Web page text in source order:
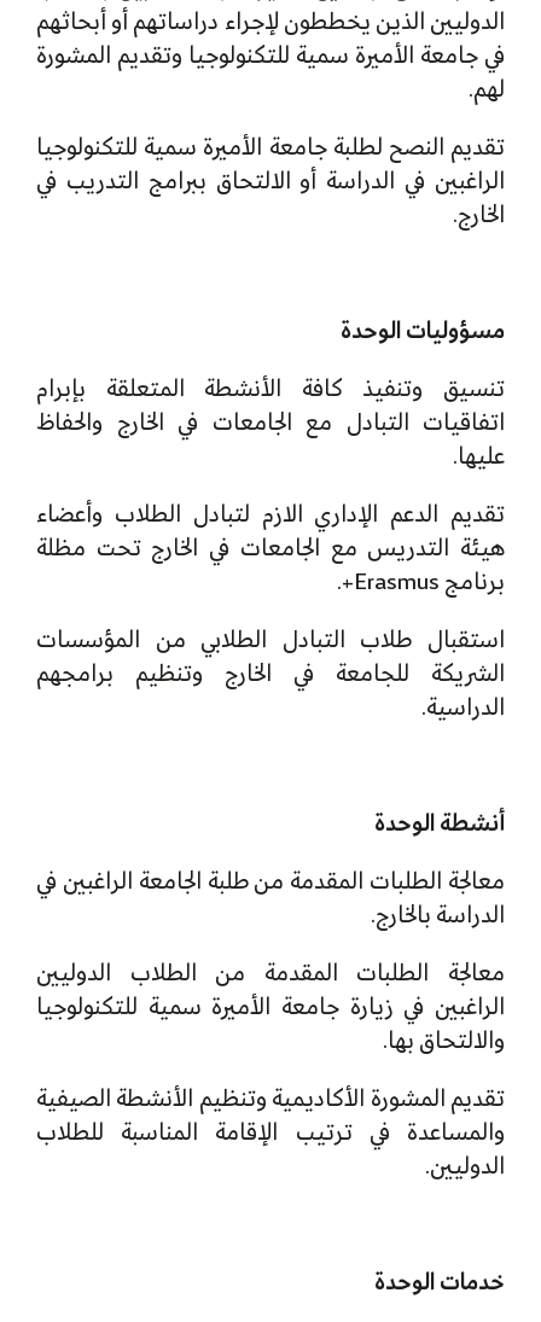
الدوليين الذين يخططون لإجراء دراساتهم أو أبحاثهم
في جامعة الأميرة سمية للتكنولوجيا وتقديم المشورة
لهم.
تقديم النصح لطلبة جامعة الأميرة سمية للتكنولوجيا
الراغبين في الدراسة أو الالتحاق ببرامج التدريب في
الخارج.
مسؤوليات الوحدة
تنسيق وتنفيذ كافة الأنشطة المتعلقة بإبرام
اتفاقيات التبادل مع الجامعات في الخارج والحفاظ
عليها.
تقديم الدعم الإداري الازم لتبادل الطلاب وأعضاء
هيئة التدريس مع الجامعات في الخارج تحت مظلة
برنامج Erasmus+.
استقبال طلاب التبادل الطلابي من المؤسسات
الشريكة للجامعة في الخارج وتنظيم برامجهم
الدراسية.
أنشطة الوحدة
معالجة الطلبات المقدمة من طلبة الجامعة الراغبين في
الدراسة بالخارج.
معالجة الطلبات المقدمة من الطلاب الدوليين
الراغبين في زيارة جامعة الأميرة سمية للتكنولوجيا
والالتحاق بها.
تقديم المشورة الأكاديمية وتنظيم الأنشطة الصيفية
والمساعدة في ترتيب الإقامة المناسبة للطلاب
الدوليين.
خدمات الوحدة